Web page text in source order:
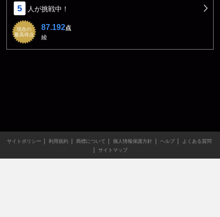
5 人が挑戦中！
現在の
最高得点
87.192点
綾
サイトポリシー 利用規約 商標について 個人情報保護方針 ヘルプ
よくある質問
サイトマップ